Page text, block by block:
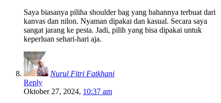
Saya biasanya piliha shoulder bag yang bahannya terbuat dari
kanvas dan nilon. Nyaman dipakai dan kasual. Secara saya
sangat jarang ke pesta. Jadi, pilih yang bisa dipakai untuk
keperluan sehari-hari aja.
Nurul Fitri Fatkhani
Reply
Oktober 27, 2024, 10:37 am